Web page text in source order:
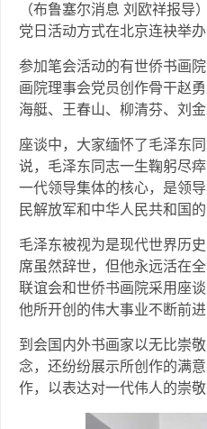
（布鲁塞尔消息 刘欧祥报
党日活动方式在北京连袂举
参加笔会活动的有世侨书画
画院理事会党员创作骨干赵
海艇、王春山、柳清芬、刘
座谈中，大家缅怀了毛泽东
说，毛泽东同志一生鞠躬尽
一代领导集体的核心，是领
民解放军和中华人民共和国
毛泽东被视为是现代世界历
席虽然辞世，但他永远活在
联谊会和世侨书画院采用座
他所开创的伟大事业不断前进
到会国内外书画家以无比崇
念，还纷纷展示所创作的满
作，以表达对一代伟人的崇敬